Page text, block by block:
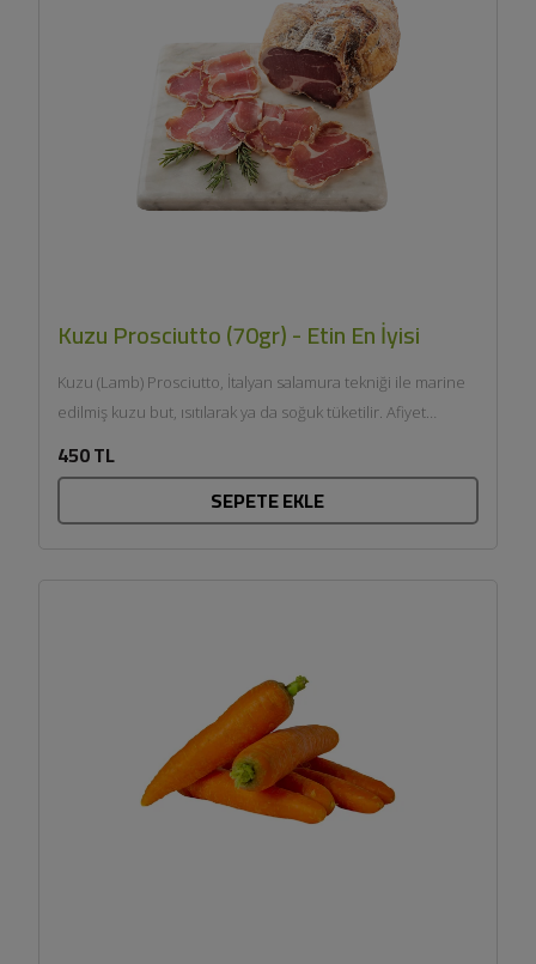
Kuzu Prosciutto (70gr) - Etin En İyisi
Kuzu (Lamb) Prosciutto, İtalyan salamura tekniği ile marine
edilmiş kuzu but, ısıtılarak ya da soğuk tüketilir. Afiyet
450 TL
SEPETE EKLE